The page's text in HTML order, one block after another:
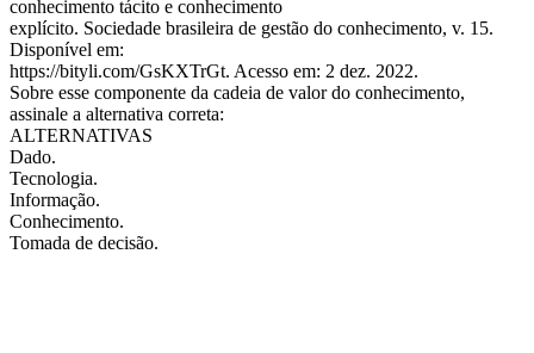
conhecimento tácito e conhecimento
explícito. Sociedade brasileira de gestão do conhecimento, v. 15.
Disponível em:
https://bityli.com/GsKXTrGt. Acesso em: 2 dez. 2022.
Sobre esse componente da cadeia de valor do conhecimento,
assinale a alternativa correta:
ALTERNATIVAS
Dado.
Tecnologia.
Informação.
Conhecimento.
Tomada de decisão.